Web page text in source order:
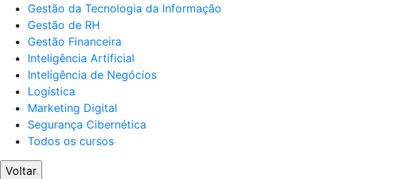
Gestão da Tecnologia da Informação
Gestão de RH
Gestão Financeira
Inteligência Artificial
Inteligência de Negócios
Logística
Marketing Digital
Segurança Cibernética
Todos os cursos
Voltar